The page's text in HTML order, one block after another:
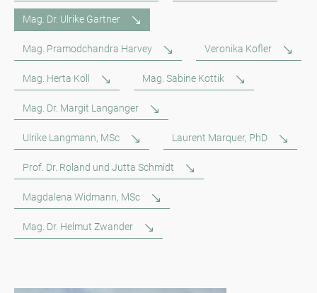
Mag. Dr. Ulrike Gartner
Mag. Pramodchandra Harvey Veronika Kofler
Mag. Herta Koll Mag. Sabine Kottik
Mag. Dr. Margit Langanger
Ulrike Langmann, MSc Laurent Marquer, PhD
Prof. Dr. Roland und Jutta Schmidt
Magdalena Widmann, MSc
Mag. Dr. Helmut Zwander